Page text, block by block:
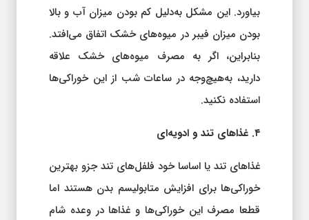
بیاورد. این مشکل به‌دلیل کم بودن میزان آب و بالا
بودن میزان فیبر در میوه‌های خشک اتفاق می‌افتد.
بنابراین، اگر به مصرف میوه‌های خشک علاقه
دارید، به‌هیچ‌وجه در ساعات شب از این خوراکی‌ها
استفاده نکنید.
۴. غذاهای تند و ادویه‌ای
غذاهای تند یا اساسا خود فلفل‌های تند جزو بهترین
خوراکی‌ها برای افزایش متابولیسم بدن هستند اما
قطعا مصرف این خوراکی‌ها و غذاها در وعده شام